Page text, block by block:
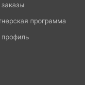
программа